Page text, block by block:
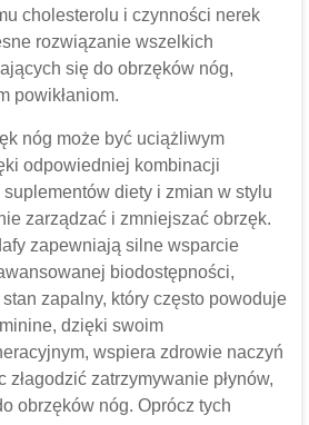
cholesterolu i czynności nerek
rozwiązanie wszelkich
się do obrzęków nóg,
powikłaniom.
nóg może być uciążliwym
odpowiedniej kombinacji
diety i zmian w stylu
zarządzać i zmniejszać obrzęk.
zapewniają silne wsparcie
biodostępności,
zapalny, który często powoduje
dzięki swoim
wspiera zdrowie naczyń
zatrzymywanie płynów,
obrzęków nóg. Oprócz tych